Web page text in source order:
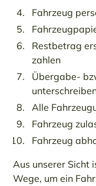
Fahrzeug
Restbetrag
zahlen
Übergabe-
Alle
Fahrzeug
Fahrzeug
Aus unserer Sicht
Wege, um ein